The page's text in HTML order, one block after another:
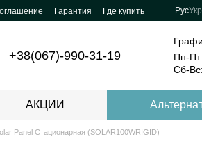
Гарантия Где купить РусУкр
+38(067)-990-31-19
Пн-Пт:
Сб-Вс:
АКЦИИ
Panel Стационарная (SOLAR100WRIGID)